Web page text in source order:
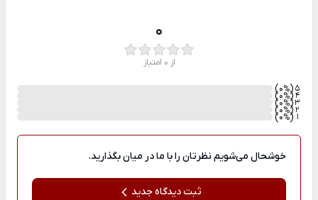
0
از 0 امتیاز
5
(0
%
) 4
(0
%
) 3
(0
%
) 2
(0
%
) 1
(0
%
)
خوشحال می‌شویم نظرتان را با ما در میان بگذارید.
ثبت دیدگاه جدید